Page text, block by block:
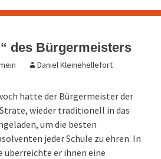
des Bürgermeisters
Daniel Kleinehellefort
hatte der Bürgermeister der
wieder traditionell in das
um die besten
jeder Schule zu ehren. In
er ihnen eine